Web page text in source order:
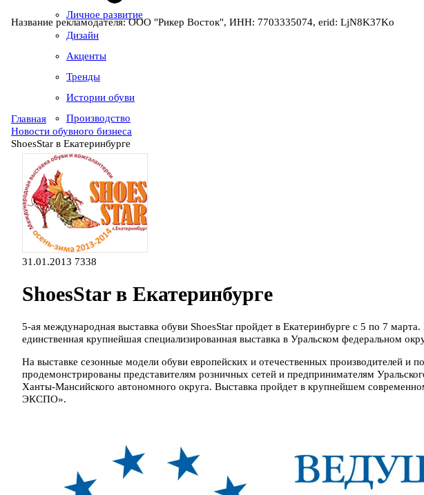
Личное развитие
Дизайн
Акценты
Тренды
Истории обуви
Производство
Название рекламодателя: ООО "Рикер Восток", ИНН: 7703335074, erid: LjN8K37Ko
Главная
Новости обувного бизнеса
ShoesStar в Екатеринбурге
31.01.2013 7338
ShoesStar в Екатеринбурге
5-ая международная выставка обуви ShoesStar пройдет в Екатеринбурге с 5 по 7
единственная крупнейшая специализированная выставка в Уральском федеральном
На выставке сезонные модели обуви европейских и отечественных производителей и
продемонстрированы представителям розничных сетей и предпринимателям
Ханты-Мансийского автономного округа. Выставка пройдет в крупнейшем
ЭКСПО».